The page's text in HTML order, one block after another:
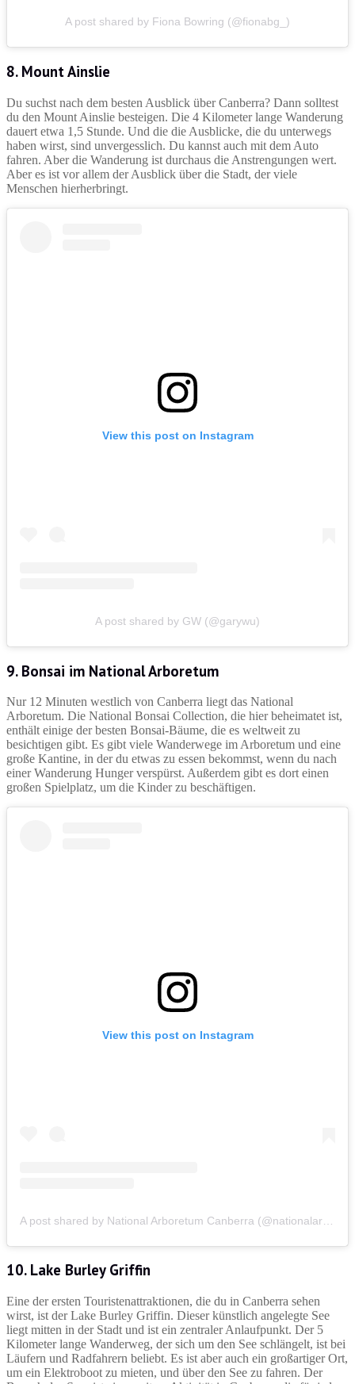
A post shared by Fiona Bowring (@fionabg_)
8. Mount Ainslie
Du suchst nach dem besten Ausblick über Canberra? Dann solltest
du den Mount Ainslie besteigen. Die 4 Kilometer lange Wanderung
dauert etwa 1,5 Stunde. Und die die Ausblicke, die du unterwegs
haben wirst, sind unvergesslich. Du kannst auch mit dem Auto
fahren. Aber die Wanderung ist durchaus die Anstrengungen wert.
Aber es ist vor allem der Ausblick über die Stadt, der viele
Menschen hierherbringt.
View this post on Instagram
A post shared by GW (@garywu)
9. Bonsai im National Arboretum
Nur 12 Minuten westlich von Canberra liegt das National
Arboretum. Die National Bonsai Collection, die hier beheimatet ist,
enthält einige der besten Bonsai-Bäume, die es weltweit zu
besichtigen gibt. Es gibt viele Wanderwege im Arboretum und eine
große Kantine, in der du etwas zu essen bekommst, wenn du nach
einer Wanderung Hunger verspürst. Außerdem gibt es dort einen
großen Spielplatz, um die Kinder zu beschäftigen.
View this post on Instagram
10. Lake Burley Griffin
Eine der ersten Touristenattraktionen, die du in Canberra sehen
wirst, ist der Lake Burley Griffin. Dieser künstlich angelegte See
liegt mitten in der Stadt und ist ein zentraler Anlaufpunkt. Der 5
Kilometer lange Wanderweg, der sich um den See schlängelt, ist bei
Läufern und Radfahrern beliebt. Es ist aber auch ein großartiger Ort,
um ein Elektroboot zu mieten, und über den See zu fahren. Der